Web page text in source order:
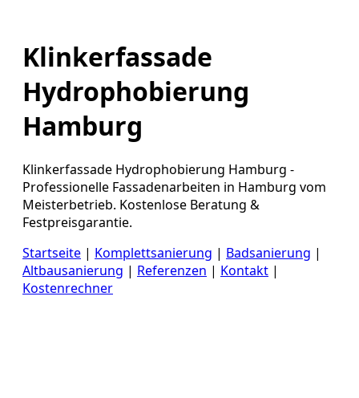
Klinkerfassade
Hydrophobierung
Hamburg
Klinkerfassade Hydrophobierung Hamburg -
Professionelle Fassadenarbeiten in Hamburg vom
Meisterbetrieb. Kostenlose Beratung &
Festpreisgarantie.
Startseite | Komplettsanierung | Badsanierung |
Altbausanierung | Referenzen | Kontakt |
Kostenrechner